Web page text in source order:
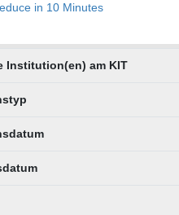
in 10 Minutes
Institution(en) am KIT